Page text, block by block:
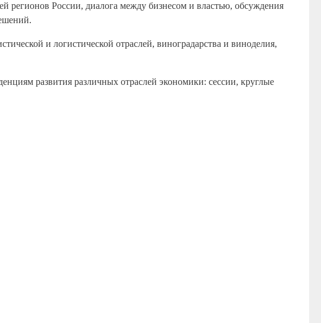
регионов России, диалога между бизнесом и властью, обсуждения
и логистической отраслей, виноградарства и виноделия,
развития различных отраслей экономики: сессии, круглые